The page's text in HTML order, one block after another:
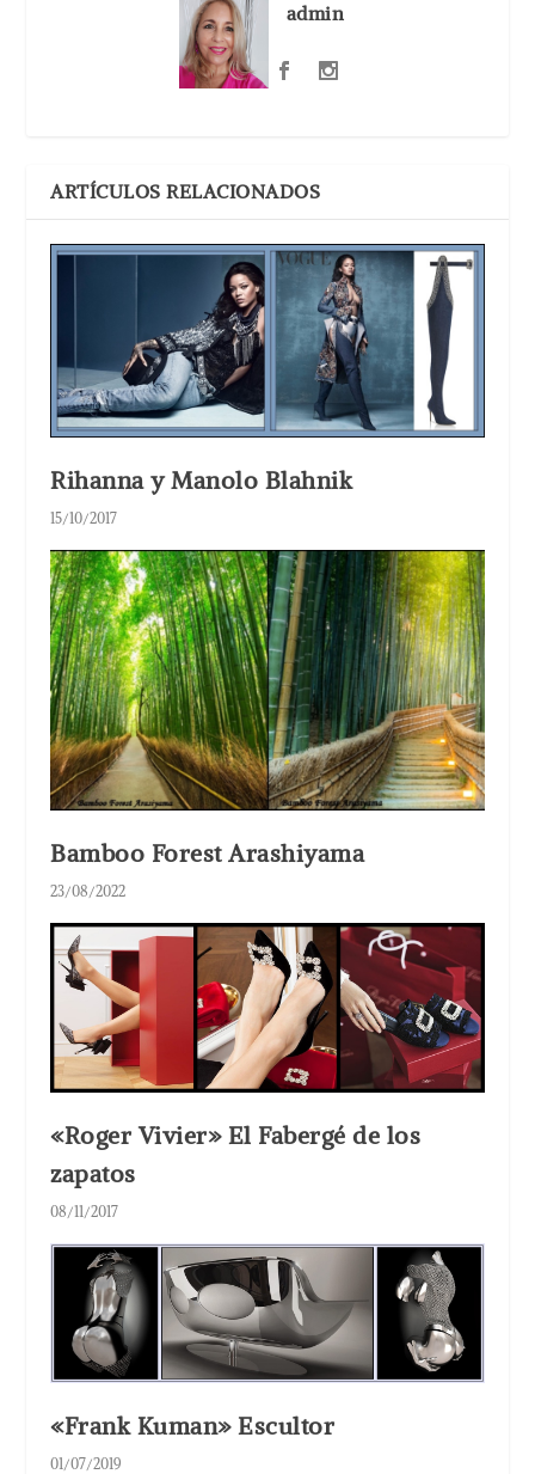
admin
ARTÍCULOS RELACIONADOS
Rihanna y Manolo Blahnik
15/10/2017
Bamboo Forest Arashiyama
23/08/2022
«Roger Vivier» El Fabergé de los
zapatos
08/11/2017
«Frank Kuman» Escultor
01/07/2019